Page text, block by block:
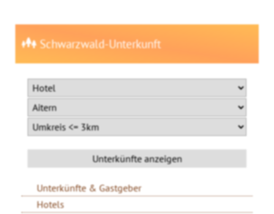
Schwarzwald-Unterkunft
Unterkünfte & Gastgeber
Hotels